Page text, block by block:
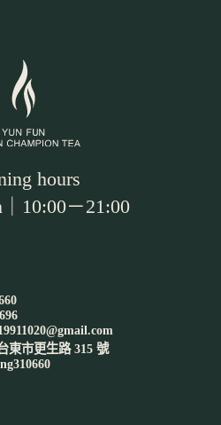
hours
10:00－21:00
東市更生路 315 號